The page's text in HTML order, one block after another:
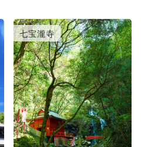
七宝瀧寺